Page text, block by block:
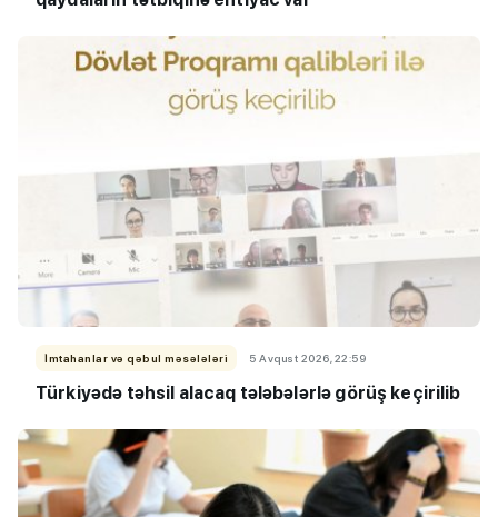
İmtahanlar və qəbul məsələləri 5 Avqust 2026, 22:59
Türkiyədə təhsil alacaq tələbələrlə görüş keçirilib